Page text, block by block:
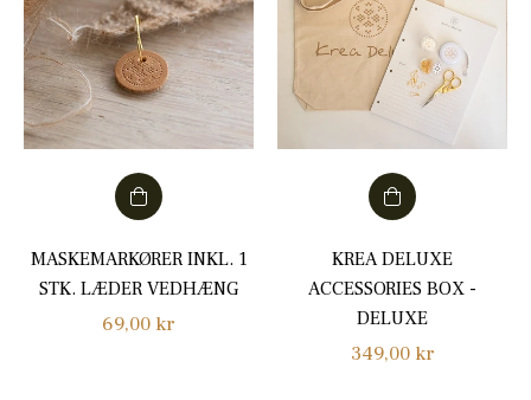
MASKEMARKØRER INKL. 1
STK. LÆDER VEDHÆNG
Normalpris
69,00 kr
KREA DELUXE
ACCESSORIES BOX -
DELUXE
Normalpris
349,00 kr